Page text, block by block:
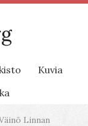
Kuvia
Linnan